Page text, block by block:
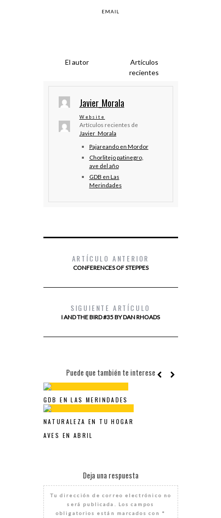
EMAIL
El autor
Artículos
recientes
Javier_Morala
Website
Artículos recientes de
Javier_Morala
Pajareando en Mordor
Chorlitejo patinegro,
ave del año
GDB en Las
Merindades
ARTÍCULO ANTERIOR
CONFERENCES OF STEPPES
SIGUIENTE ARTÍCULO
I AND THE BIRD #35 BY DAN RHOADS
Puede que también te interese
GDB EN LAS MERINDADES
NATURALEZA EN TU HOGAR
AVES EN ABRIL
Deja una respuesta
Tu dirección de correo electrónico no
será publicada.
Los campos
obligatorios están marcados con *